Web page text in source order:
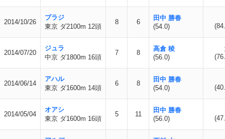
2014/10/26
ブラジ
東京 ダ2100m 12頭
8 6
田中 勝春
(54.0)
2014/07/20
ジュラ
中京 ダ1800m 16頭
7 8
高倉 稜
(56.0)
2014/06/14
アハル
東京 ダ1600m 14頭
6 8
田中 勝春
(54.0)
2014/05/04
オアシ
東京 ダ1600m 16頭
5 11
田中 勝春
(56.0)